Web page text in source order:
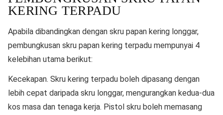
KERING TERPADU
Apabila dibandingkan dengan skru papan kering longgar,
pembungkusan skru papan kering terpadu mempunyai 4
kelebihan utama berikut:
Kecekapan. Skru kering terpadu boleh dipasang dengan
lebih cepat daripada skru longgar, mengurangkan kedua-dua
kos masa dan tenaga kerja. Pistol skru boleh memasang